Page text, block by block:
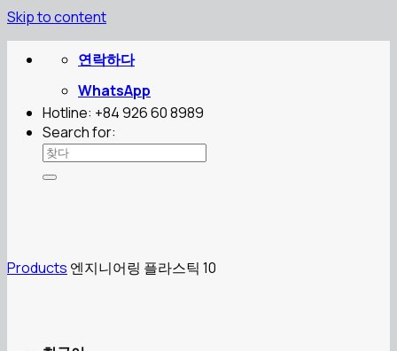
Skip to content
연락하다
WhatsApp
Hotline: +84 926 60 8989
Search for:
Products 엔지니어링 플라스틱 10